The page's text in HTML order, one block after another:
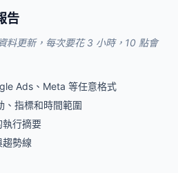
告
料更新，每次要花 3 小時，10 點會
Ads、Meta 等任意格式
、指標和時間範圍
執行摘要
勢線